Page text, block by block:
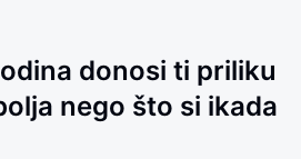
donosi ti priliku
nego što si ikada